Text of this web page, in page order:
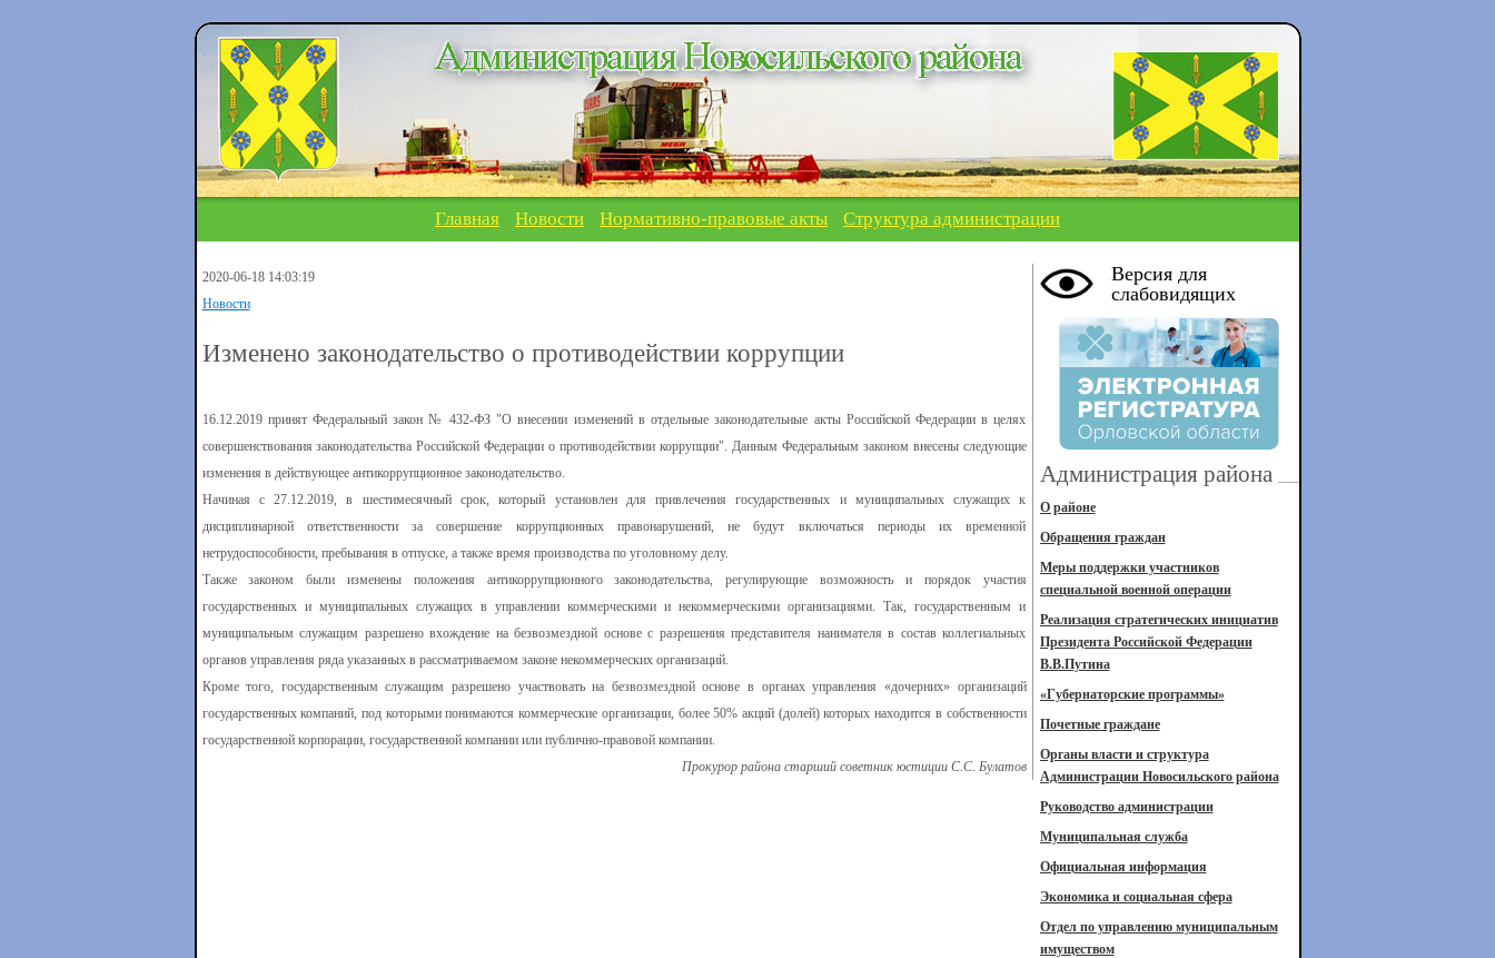
Главная Новости Нормативно-правовые акты Структура администрации
2020-06-18 14:03:19
Новости
Изменено законодательство о противодействии коррупции
16.12.2019 принят Федеральный закон № 432-ФЗ "О внесении изменений в отдельные законодательные акты Российской Федерации в целях
совершенствования законодательства Российской Федерации о противодействии коррупции". Данным Федеральным законом внесены следующие
изменения в действующее антикоррупционное законодательство.
Начиная с 27.12.2019, в шестимесячный срок, который установлен для привлечения государственных и муниципальных служащих к
дисциплинарной ответственности за совершение коррупционных правонарушений, не будут включаться периоды их временной
нетрудоспособности, пребывания в отпуске, а также время производства по уголовному делу.
Также законом были изменены положения антикоррупционного законодательства, регулирующие возможность и порядок участия
государственных и муниципальных служащих в управлении коммерческими и некоммерческими организациями. Так, государственным и
муниципальным служащим разрешено вхождение на безвозмездной основе с разрешения представителя нанимателя в состав коллегиальных
органов управления ряда указанных в рассматриваемом законе некоммерческих организаций.
Кроме того, государственным служащим разрешено участвовать на безвозмездной основе в органах управления «дочерних» организаций
государственных компаний, под которыми понимаются коммерческие организации, более 50% акций (долей) которых находится в собственности
государственной корпорации, государственной компании или публично-правовой компании.
Прокурор района старший советник юстиции С.С. Булатов
Версия для
слабовидящих
Администрация района
О районе
Обращения граждан
Меры поддержки участников
специальной военной операции
Реализация стратегических инициатив
Президента Российской Федерации
В.В.Путина
«Губернаторские программы»
Почетные граждане
Органы власти и структура
Администрации Новосильского района
Руководство администрации
Муниципальная служба
Официальная информация
Экономика и социальная сфера
Отдел по управлению муниципальным
имуществом